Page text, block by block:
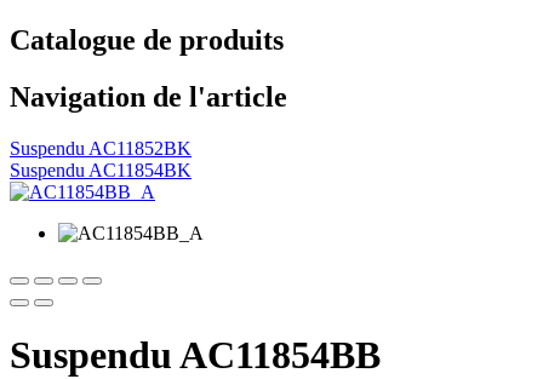
Catalogue de produits
Navigation de l'article
Suspendu AC11852BK
Suspendu AC11854BK
Suspendu AC11854BB